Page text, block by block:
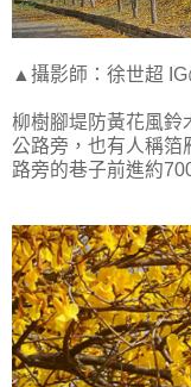
▲攝影師：徐世超
柳樹腳堤防黃花風鈴
公路旁，也有人稱箔
路旁的巷子前進約